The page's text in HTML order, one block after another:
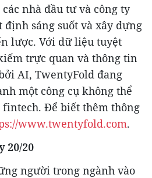
nhà đầu tư và công ty
sáng suốt và xây dựng
lược. Với dữ liệu tuyệt
trực quan và thông tin
AI, TwentyFold đang
một công cụ không thể
Để biết thêm thông
www.twentyfold.com.
20/20
người trong ngành vào